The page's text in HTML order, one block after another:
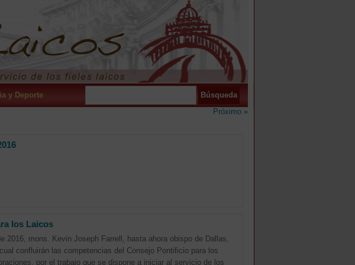
y Deporte
Próximo »
los Laicos
2016, mons. Kevin Joseph Farrell, hasta ahora obispo de Dallas,
confluirán las competencias del Consejo Pontificio para los
por el trabajo que se dispone a iniciar al servicio de los